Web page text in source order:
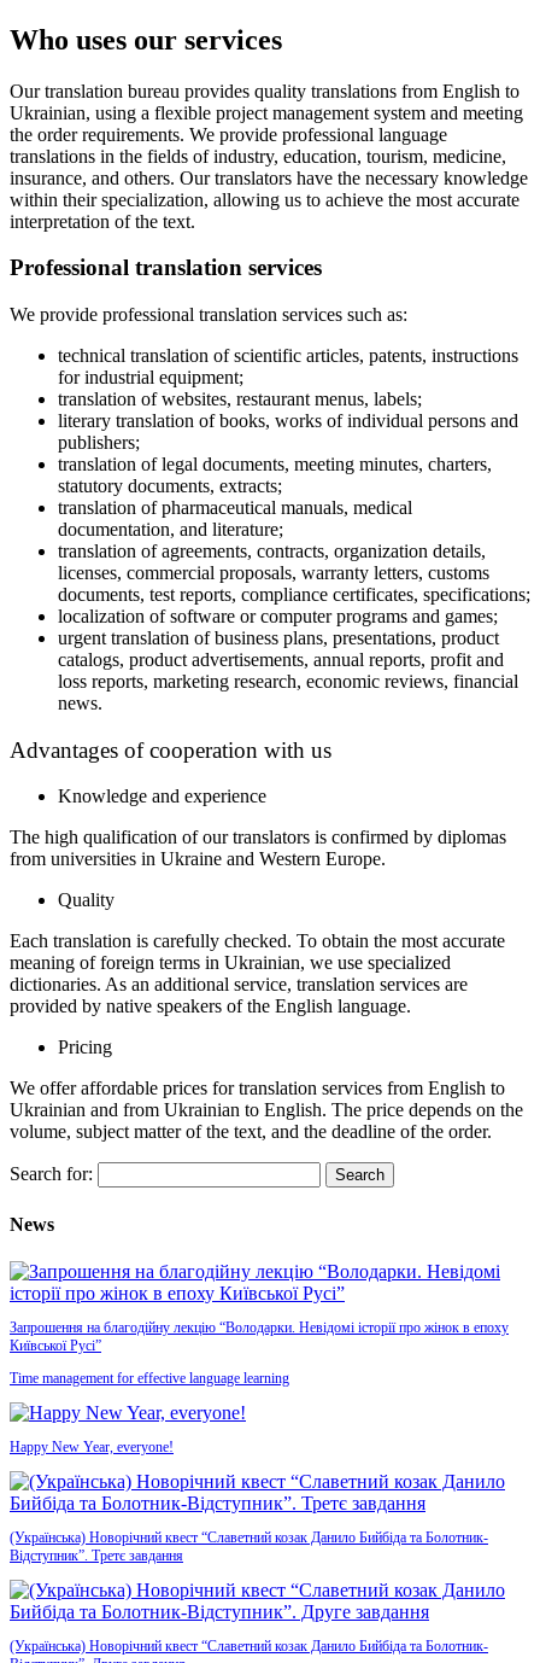
Who uses our services
Our translation bureau provides quality translations from English to
Ukrainian, using a flexible project management system and meeting
the order requirements. We provide professional language
translations in the fields of industry, education, tourism, medicine,
insurance, and others. Our translators have the necessary knowledge
within their specialization, allowing us to achieve the most accurate
interpretation of the text.
Professional translation services
We provide professional translation services such as:
technical translation of scientific articles, patents, instructions
for industrial equipment;
translation of websites, restaurant menus, labels;
literary translation of books, works of individual persons and
publishers;
translation of legal documents, meeting minutes, charters,
statutory documents, extracts;
translation of pharmaceutical manuals, medical
documentation, and literature;
translation of agreements, contracts, organization details,
licenses, commercial proposals, warranty letters, customs
documents, test reports, compliance certificates, specifications;
localization of software or computer programs and games;
urgent translation of business plans, presentations, product
catalogs, product advertisements, annual reports, profit and
loss reports, marketing research, economic reviews, financial
news.
Advantages of cooperation with us
Knowledge and experience
The high qualification of our translators is confirmed by diplomas
from universities in Ukraine and Western Europe.
Quality
Each translation is carefully checked. To obtain the most accurate
meaning of foreign terms in Ukrainian, we use specialized
dictionaries. As an additional service, translation services are
provided by native speakers of the English language.
Pricing
We offer affordable prices for translation services from English to
Ukrainian and from Ukrainian to English. The price depends on the
volume, subject matter of the text, and the deadline of the order.
Search for:
News
Запрошення на благодійну лекцію “Володарки. Невідомі історії про жінок в епоху
Київської Русі”
Time management for effective language learning
Happy New Year, everyone!
(Українська) Новорічний квест “Славетний козак Данило Бийбіда та Болотник-
Відступник”. Третє завдання
(Українська) Новорічний квест “Славетний козак Данило Бийбіда та Болотник-